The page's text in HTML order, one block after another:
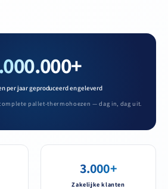
per jaar geproduceerd en geleverd
pallet-thermohoezen — dag in, dag uit.
3.000+
Zakelijke klanten